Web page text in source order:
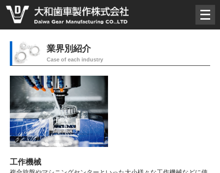
メ
ニ
ュ
開
業界別紹介
Case of each industry
工作機械